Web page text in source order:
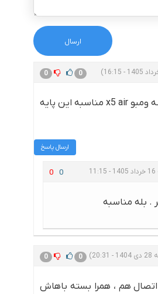
0 0
سلام و ارادت واسه ومبو x5 air مناسبه این پایه
ارسال پاسخ
0 0
. بله مناسبه
0 0
هم ، همرا بسته باهاش